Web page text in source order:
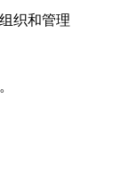
织和管理